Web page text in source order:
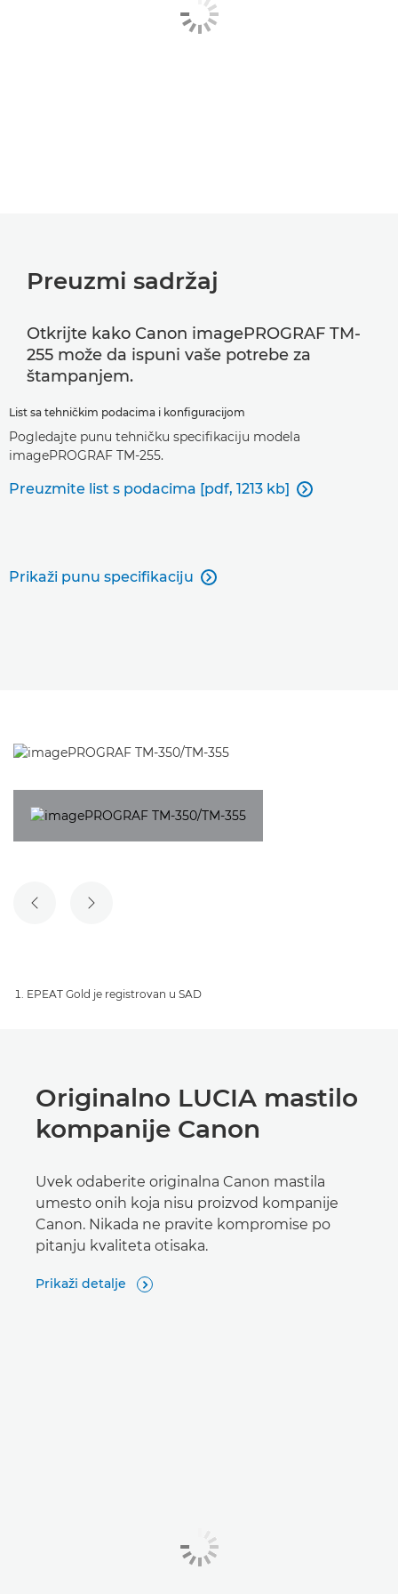
Preuzmi sadržaj
Otkrijte kako Canon imagePROGRAF TM-
255 može da ispuni vaše potrebe za
štampanjem.
List sa tehničkim podacima i konfiguracijom
Pogledajte punu tehničku specifikaciju modela
imagePROGRAF TM-255.
Preuzmite list s podacima [pdf, 1213 kb] 
Prikaži punu specifikaciju 
PRETHODNI SLAJD
SLEDEĆI SLAJD
EPEAT Gold je registrovan u SAD
Originalno LUCIA mastilo
kompanije Canon
Uvek odaberite originalna Canon mastila
umesto onih koja nisu proizvod kompanije
Canon. Nikada ne pravite kompromise po
pitanju kvaliteta otisaka.
Prikaži detalje 